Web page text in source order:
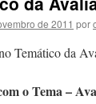
de 2011 por
Temático da
o Tema –